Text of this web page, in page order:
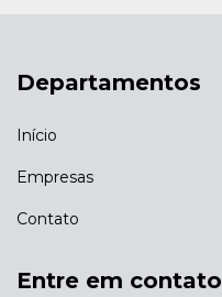
Departamentos
Início
Empresas
Contato
Entre em contato